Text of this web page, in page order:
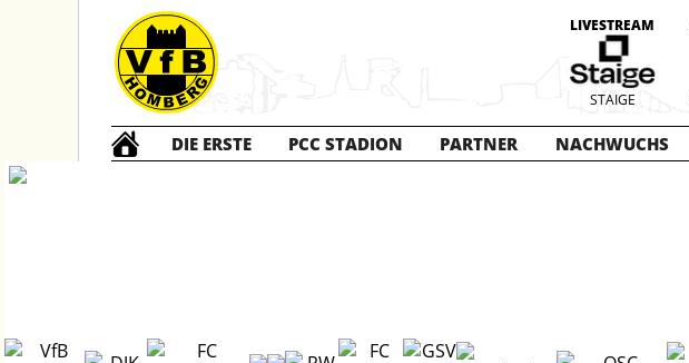
LIVESTREAM
STAIGE
DIE ERSTE PCC STADION PARTNER NACHWUCHS